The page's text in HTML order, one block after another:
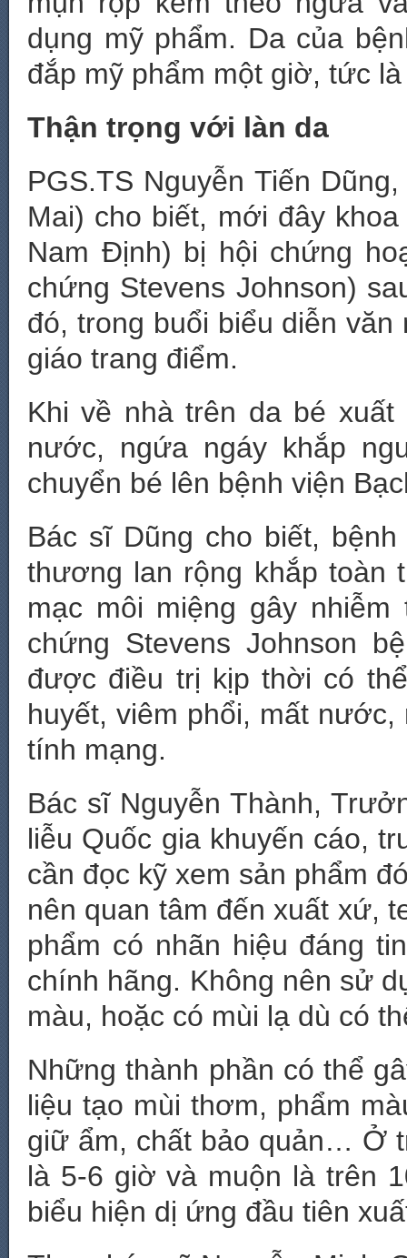
dụng mỹ phẩm. Da của
đắp mỹ phẩm một giờ, tức
Thận trọng với làn da
PGS.TS Nguyễn Tiến
Mai) cho biết, mới đây
Nam Định) bị hội chứng
chứng Stevens Johnson)
đó, trong buổi biểu diễn
giáo trang điểm.
Khi về nhà trên da bé
nước, ngứa ngáy khắp
chuyển bé lên bệnh viện
Bác sĩ Dũng cho biết,
thương lan rộng khắp toàn
mạc môi miệng gây
chứng Stevens Johnson
được điều trị kịp thời có
huyết, viêm phổi, mất
tính mạng.
Bác sĩ Nguyễn Thành,
liễu Quốc gia khuyến cáo,
cần đọc kỹ xem sản phẩm
nên quan tâm đến xuất xứ,
phẩm có nhãn hiệu đáng
chính hãng. Không nên sử
màu, hoặc có mùi lạ dù có
Những thành phần có thể
liệu tạo mùi thơm, phẩm
giữ ẩm, chất bảo quản… Ở
là 5-6 giờ và muộn là trên
biểu hiện dị ứng đầu tiên